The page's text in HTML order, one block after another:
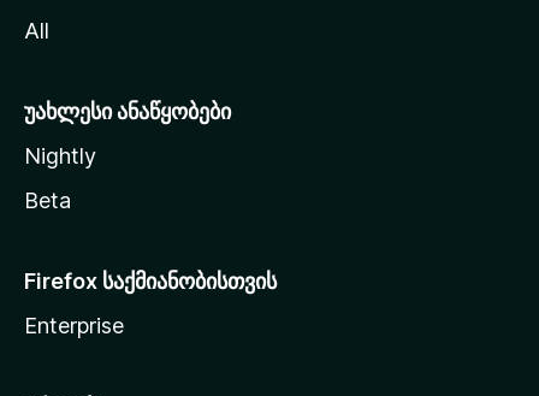
ლ
All
უახლესი ანაწყობები
Nightly
Beta
Firefox საქმიანობისთვის
Enterprise